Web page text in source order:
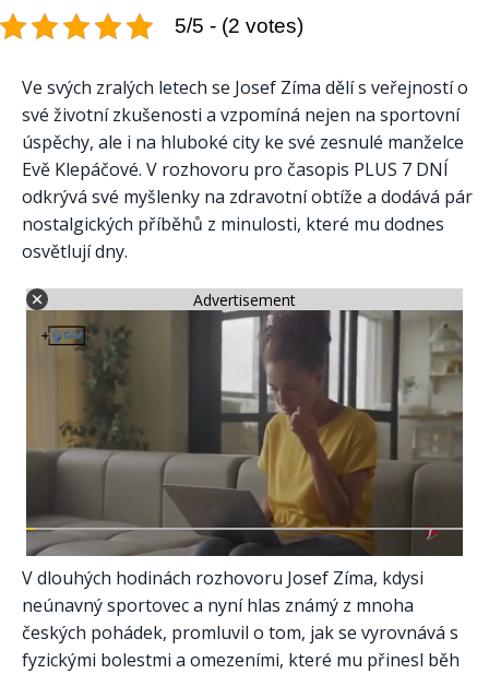
5/5 - (2 votes)
Ve svých zralých letech se Josef Zíma dělí s veřejností o
své životní zkušenosti a vzpomíná nejen na sportovní
úspěchy, ale i na hluboké city ke své zesnulé manželce
Evě Klepáčové. V rozhovoru pro časopis PLUS 7 DNÍ
odkrývá své myšlenky na zdravotní obtíže a dodává pár
nostalgických příběhů z minulosti, které mu dodnes
osvětlují dny.
Advertisement
V dlouhých hodinách rozhovoru Josef Zíma, kdysi
neúnavný sportovec a nyní hlas známý z mnoha
českých pohádek, promluvil o tom, jak se vyrovnává s
fyzickými bolestmi a omezeními, které mu přinesl běh